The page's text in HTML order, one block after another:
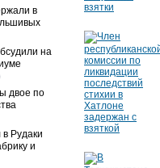
в
на
двое по
Рудаки
и